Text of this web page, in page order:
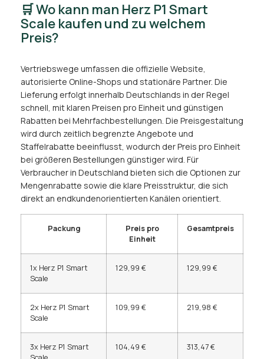
🛒 Wo kann man Herz P1 Smart
Scale kaufen und zu welchem
Preis?
Vertriebswege umfassen die offizielle Website,
autorisierte Online-Shops und stationäre Partner. Die
Lieferung erfolgt innerhalb Deutschlands in der Regel
schnell, mit klaren Preisen pro Einheit und günstigen
Rabatten bei Mehrfachbestellungen. Die Preisgestaltung
wird durch zeitlich begrenzte Angebote und
Staffelrabatte beeinflusst, wodurch der Preis pro Einheit
bei größeren Bestellungen günstiger wird. Für
Verbraucher in Deutschland bieten sich die Optionen zur
Mengenrabatte sowie die klare Preisstruktur, die sich
direkt an endkundenorientierten Kanälen orientiert.
Packung
Preis pro
Einheit
Gesamtpreis
1x Herz P1 Smart
Scale
129,99 € 129,99 €
2x Herz P1 Smart
Scale
109,99 € 219,98 €
3x Herz P1 Smart
104,49 € 313,47 €